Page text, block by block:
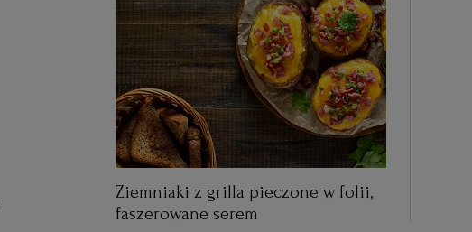
Ziemniaki z grilla pieczone w folii,
faszerowane serem